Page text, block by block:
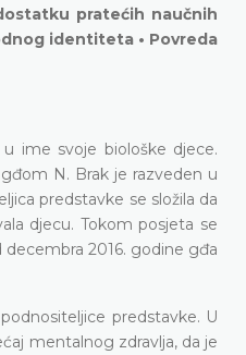
pratećih naučnih
identiteta • Povreda
ime svoje biološke djece.
N. Brak je razveden u
predstavke se složila da
djecu. Tokom posjeta se
2016. godine gđa
predstavke. U
mentalnog zdravlja, da je